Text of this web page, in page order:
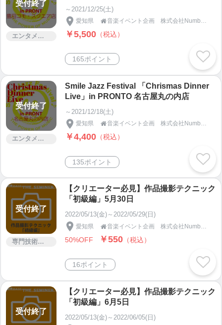
受付終了
エンタメ・コンサート
～2021/12/25(土)
愛知県  音楽イベント企画 株式会社Number5「新守BASE」
￥5,500 （税込）
165ポイント
受付終了
エンタメ・コンサート
Smile Jazz Festival 「Chrismas Dinner
Live」in PRONTO 名古屋丸の内店
～2021/12/18(土)
愛知県  音楽イベント企画 株式会社Number5「新守BASE」
￥4,400 （税込）
135ポイント
受付終了
専門技術サービス
【クリエーター必見】作品撮影テクニック
「初級編」5月30日
2022/05/13(金)～2022/05/29(日)
愛知県  音楽イベント企画 株式会社Number5「新守BASE」
50%OFF ￥550 （税込）
16ポイント
受付終了
【クリエーター必見】作品撮影テクニック
「初級編」6月5日
2022/05/13(金)～2022/06/05(日)